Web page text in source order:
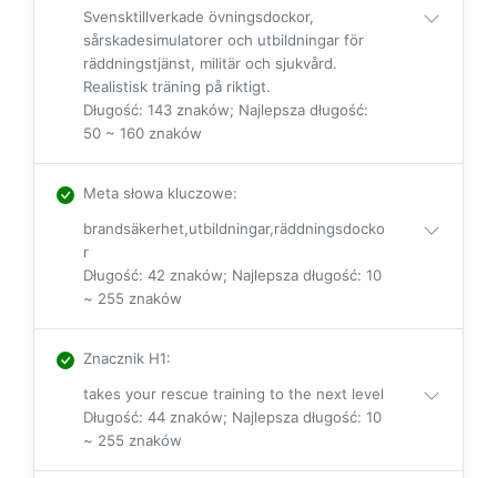
Svensktillverkade övningsdockor,
sårskadesimulatorer och utbildningar för
räddningstjänst, militär och sjukvård.
Realistisk träning på riktigt.
Długość: 143 znaków; Najlepsza długość:
50 ~ 160 znaków
Meta słowa kluczowe:
brandsäkerhet,utbildningar,räddningsdocko
r
Długość: 42 znaków; Najlepsza długość: 10
~ 255 znaków
Znacznik H1:
takes your rescue training to the next level
Długość: 44 znaków; Najlepsza długość: 10
~ 255 znaków